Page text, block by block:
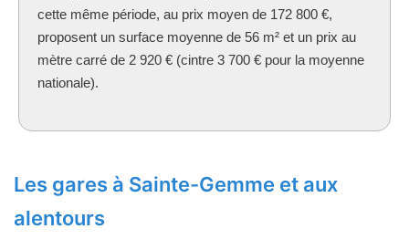
cette même période, au prix moyen de 172 800 €,
proposent un surface moyenne de 56 m² et un prix au
mètre carré de 2 920 € (cintre 3 700 € pour la moyenne
nationale).
Les gares à Sainte-Gemme et aux
alentours